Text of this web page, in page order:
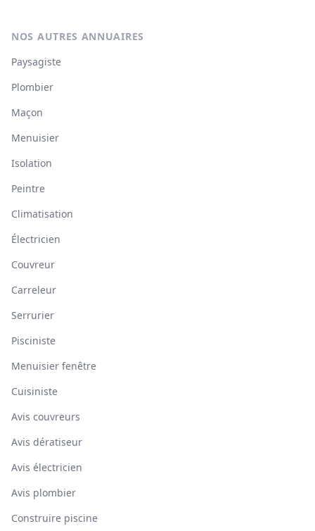
NOS AUTRES ANNUAIRES
Paysagiste
Plombier
Maçon
Menuisier
Isolation
Peintre
Climatisation
Électricien
Couvreur
Carreleur
Serrurier
Pisciniste
Menuisier fenêtre
Cuisiniste
Avis couvreurs
Avis dératiseur
Avis électricien
Avis plombier
Construire piscine